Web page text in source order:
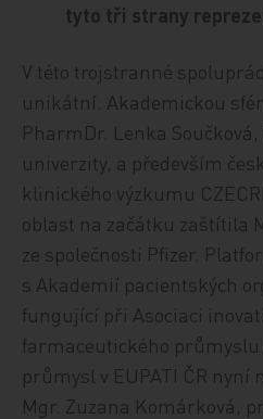
tyto tři strany
V této trojstranné
unikátní. Akademickou
PharmDr. Lenka
univerzity, a především
klinického výzkumu
oblast na začátku zaštítila
ze společnosti Pfizer.
s Akademií pacientských
fungující při Asociaci
farmaceutického průmyslu
průmysl v EUPATI ČR nyní
Mgr. Zuzana Komárková,